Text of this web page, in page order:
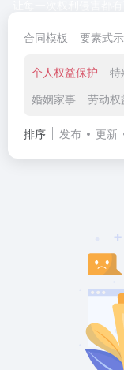
合同模板 要素式
个人权益保护 特
婚姻家事
劳动权
排序 发布 更新